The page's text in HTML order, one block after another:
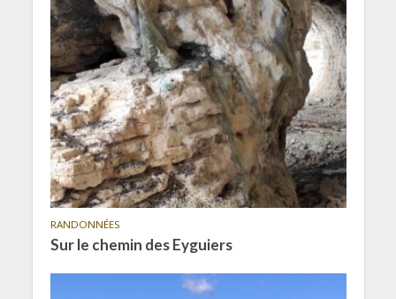
RANDONNÉES
Sur le chemin des Eyguiers